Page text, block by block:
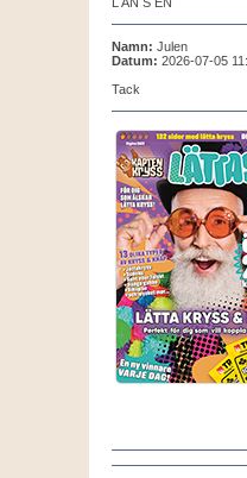
Namn: Julen
Datum: 2026-07-05
Tack